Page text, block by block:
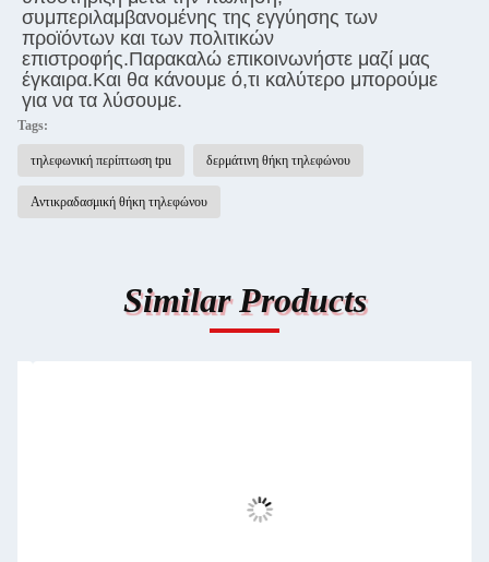
συμπεριλαμβανομένης της εγγύησης των
προϊόντων και των πολιτικών
επιστροφής.Παρακαλώ επικοινωνήστε μαζί μας
έγκαιρα.Και θα κάνουμε ό,τι καλύτερο μπορούμε
για να τα λύσουμε.
Tags:
τηλεφωνική περίπτωση tpu δερμάτινη θήκη τηλεφώνου
Αντικραδασμική θήκη τηλεφώνου
Similar Products